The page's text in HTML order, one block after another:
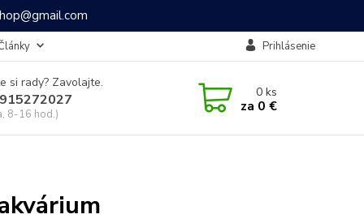
Prihlásenie
si rady? Zavolajte.
8-16 hod.)
0ks
za 0 €